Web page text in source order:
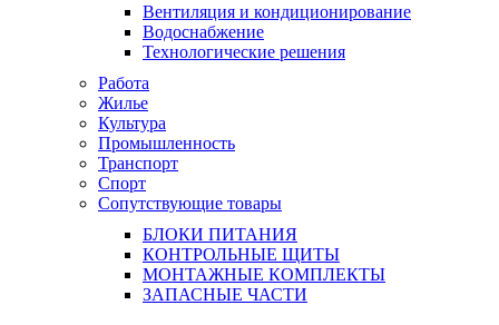
Вентиляция и кондиционирование
Водоснабжение
Технологические решения
Работа
Жилье
Культура
Промышленность
Транспорт
Спорт
Сопутствующие товары
БЛОКИ ПИТАНИЯ
КОНТРОЛЬНЫЕ ЩИТЫ
МОНТАЖНЫЕ КОМПЛЕКТЫ
ЗАПАСНЫЕ ЧАСТИ